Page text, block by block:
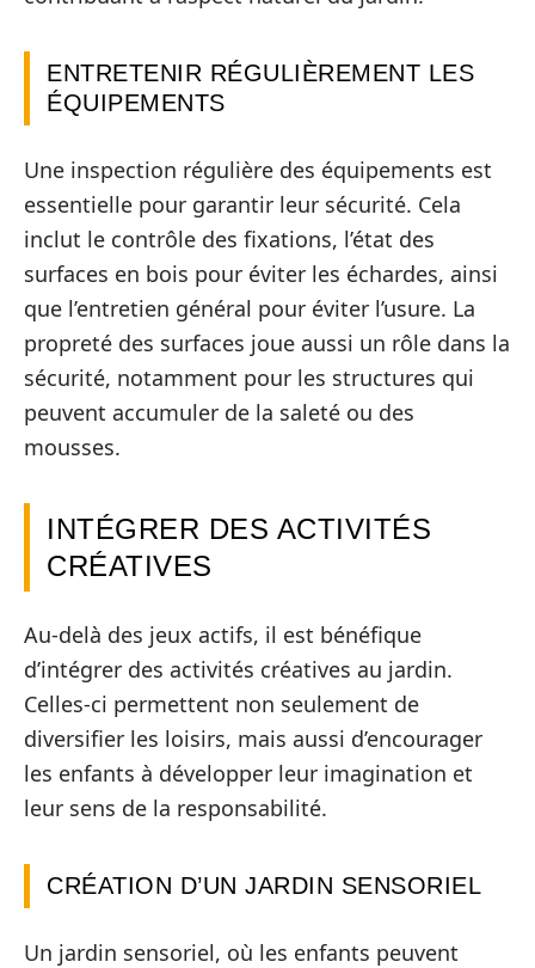
ENTRETENIR RÉGULIÈREMENT LES
ÉQUIPEMENTS
Une inspection régulière des équipements est
essentielle pour garantir leur sécurité. Cela
inclut le contrôle des fixations, l’état des
surfaces en bois pour éviter les échardes, ainsi
que l’entretien général pour éviter l’usure. La
propreté des surfaces joue aussi un rôle dans la
sécurité, notamment pour les structures qui
peuvent accumuler de la saleté ou des
mousses.
INTÉGRER DES ACTIVITÉS
CRÉATIVES
Au-delà des jeux actifs, il est bénéfique
d’intégrer des activités créatives au jardin.
Celles-ci permettent non seulement de
diversifier les loisirs, mais aussi d’encourager
les enfants à développer leur imagination et
leur sens de la responsabilité.
CRÉATION D’UN JARDIN SENSORIEL
Un jardin sensoriel, où les enfants peuvent